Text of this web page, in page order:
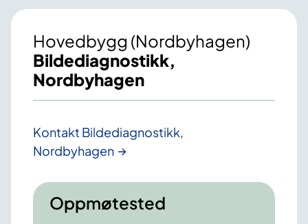
Hovedbygg (Nordbyhagen)
Bildediagnostikk,
Nordbyhagen
Kontakt Bildediagnostikk,
Nordbyhagen
Oppmøtested